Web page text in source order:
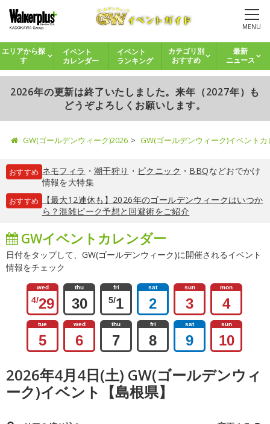
MENU
エリアから探
す
イベント
カレンダー
イベント
ランキング
カテゴリ別
おすすめ
最新
ニュース
2026年の更新は終了いたしました。来年（2027年）も
どうぞよろしくお願いします。
GW(ゴールデンウィーク)2026 GW(ゴールデンウィーク)イベント
おすすめ ネモフィラ ・ 潮干狩り ・ ピクニック ・ BBQなどおでかけ
情報を大特集
おすすめ
【最大12連休も】2026年のゴールデンウィークはいつか
ら？混雑ピーク予想と回避術をご紹介
GWイベントカレンダー
日付をタップして、GW(ゴールデンウィーク)に開催されるイベント
情報をチェック
wed
4/29
thu
30
fri
5/1
sat
2
sun
3
mon
4
tue
5
wed
6
thu
7
fri
8
sat
9
sun
10
2026年4月4日(土) GW(ゴールデンウィ
ーク)イベント【島根県】